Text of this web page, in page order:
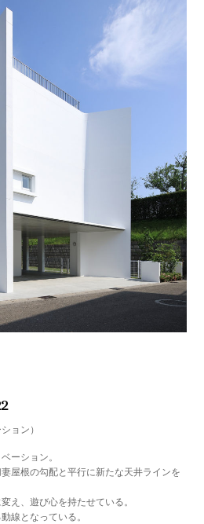
ション）
ーション。
屋根の勾配と平行に新たな天井ラインを
え、遊び心を持たせている。
線となっている。